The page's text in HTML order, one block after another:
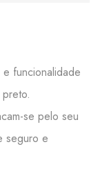
funcionalidade
se pelo seu
seguro e